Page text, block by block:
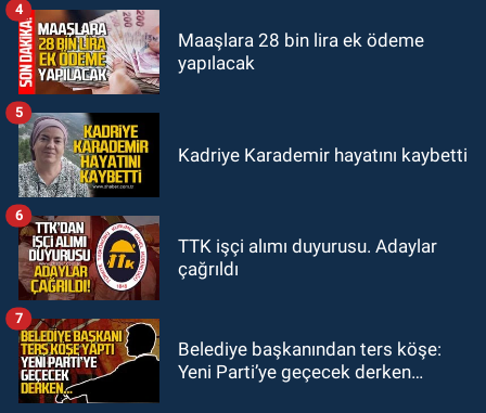
Maaşlara 28 bin lira ek ödeme
yapılacak
4
Kadriye Karademir hayatını kaybetti
5
TTK işçi alımı duyurusu. Adaylar
çağrıldı
6
Belediye başkanından ters köşe:
Yeni Parti’ye geçecek derken…
7